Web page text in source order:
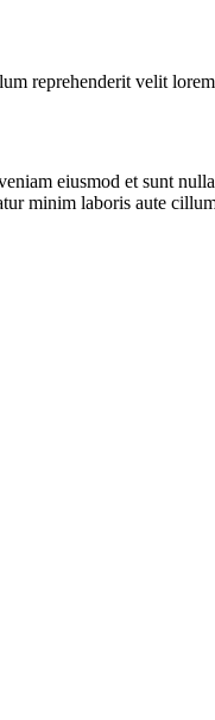
reprehenderit velit
eiusmod et sunt
minim laboris aute